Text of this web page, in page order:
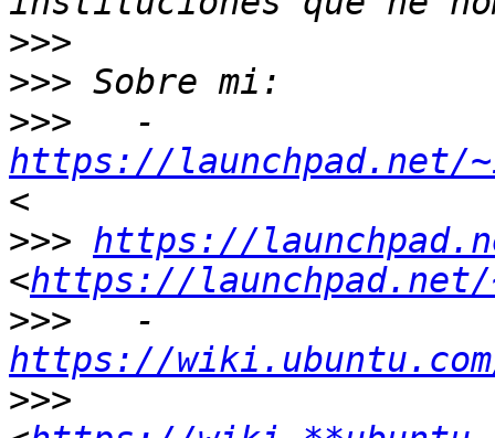
>>>
>>>
>>>
https://launchpad.net/
>>> https://
<https://launchpad.net/
>>>
https://
>>>